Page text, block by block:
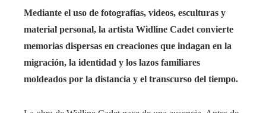
Mediante el uso de fotografías, videos, esculturas y
material personal, la artista Widline Cadet convierte
memorias dispersas en creaciones que indagan en la
migración, la identidad y los lazos familiares
moldeados por la distancia y el transcurso del tiempo.